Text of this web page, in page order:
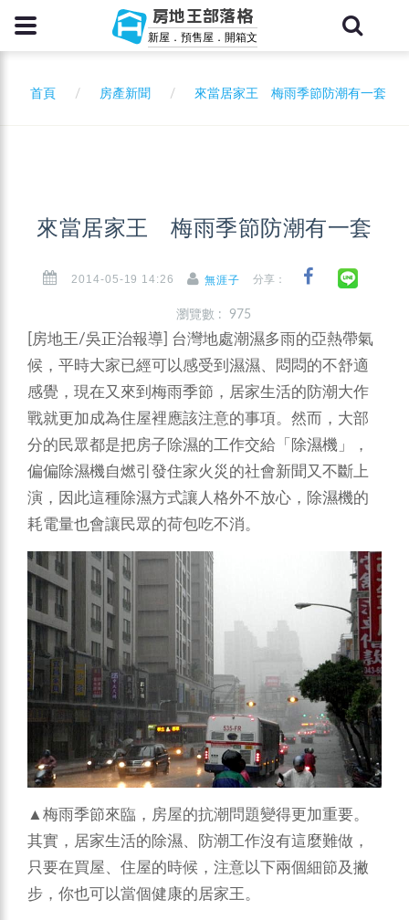
房地王部落格
新屋．預售屋．開箱文
首頁 房產新聞 來當居家王 梅雨季節防潮有一套
來當居家王 梅雨季節防潮有一套
2014-05-19 14:26 無涯子 分享：
瀏覽數 : 975
[房地王/吳正治報導] 台灣地處潮濕多雨的亞熱帶氣
候，平時大家已經可以感受到濕濕、悶悶的不舒適
感覺，現在又來到梅雨季節，居家生活的防潮大作
戰就更加成為住屋裡應該注意的事項。然而，大部
分的民眾都是把房子除濕的工作交給「除濕機」，
偏偏除濕機自燃引發住家火災的社會新聞又不斷上
演，因此這種除濕方式讓人格外不放心，除濕機的
耗電量也會讓民眾的荷包吃不消。
▲梅雨季節來臨，房屋的抗潮問題變得更加重要。
其實，居家生活的除濕、防潮工作沒有這麼難做，
只要在買屋、住屋的時候，注意以下兩個細節及撇
步，你也可以當個健康的居家王。